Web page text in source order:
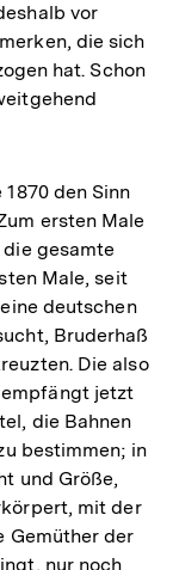
vor
die sich
hat. Schon
den Sinn
ersten Male
gesamte
Male, seit
deutschen
Bruderhaß
Die also
jetzt
die Bahnen
bestimmen; in
und Größe,
mit der
Gemüther der
nur noch